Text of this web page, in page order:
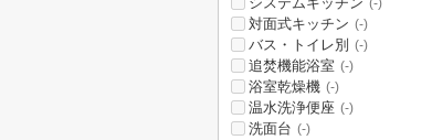
(-)
対面式キッチン (-)
バス・トイレ別 (-)
追焚機能浴室 (-)
浴室乾燥機 (-)
温水洗浄便座 (-)
洗面台 (-)